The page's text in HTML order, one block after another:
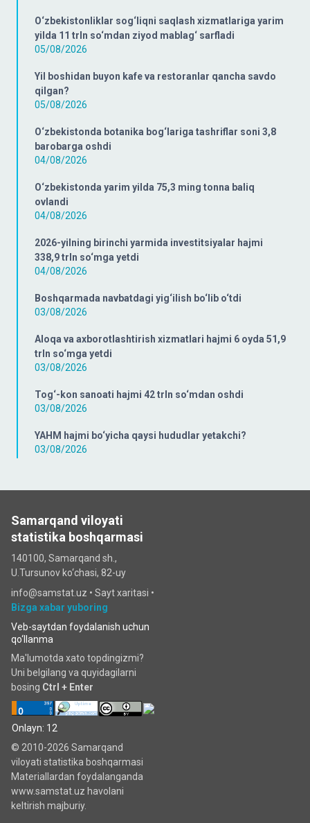
O‘zbekistonliklar sog‘liqni saqlash xizmatlariga yarim
yilda 11 trln so‘mdan ziyod mablag‘ sarfladi
05/08/2026
Yil boshidan buyon kafe va restoranlar qancha savdo
qilgan?
05/08/2026
O‘zbekistonda botanika bog‘lariga tashriflar soni 3,8
barobarga oshdi
04/08/2026
O‘zbekistonda yarim yilda 75,3 ming tonna baliq
ovlandi
04/08/2026
2026-yilning birinchi yarmida investitsiyalar hajmi
338,9 trln so‘mga yetdi
04/08/2026
Boshqarmada navbatdagi yig‘ilish bo‘lib o‘tdi
03/08/2026
Aloqa va axborotlashtirish xizmatlari hajmi 6 oyda 51,9
trln so‘mga yetdi
03/08/2026
Tog‘-kon sanoati hajmi 42 trln so‘mdan oshdi
03/08/2026
YAHM hajmi bo‘yicha qaysi hududlar yetakchi?
03/08/2026
Samarqand viloyati
statistika boshqarmasi
140100, Samarqand sh.,
U.Tursunov ko‘chаsi, 82-uy
info@samstat.uz • Sayt xaritasi •
Bizga xabar yuboring
Veb-saytdan foydalanish uchun
qo‘llanma
Ma'lumotda xato topdingizmi?
Uni belgilang va quyidagilarni
bosing Ctrl + Enter
Onlayn: 12
© 2010-2026 Samarqand
viloyati statistika boshqarmasi
Materiallardan foydalanganda
www.samstat.uz havolani
keltirish majburiy.